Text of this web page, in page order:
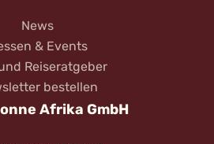
News
& Events
Reiseratgeber
bestellen
Afrika GmbH